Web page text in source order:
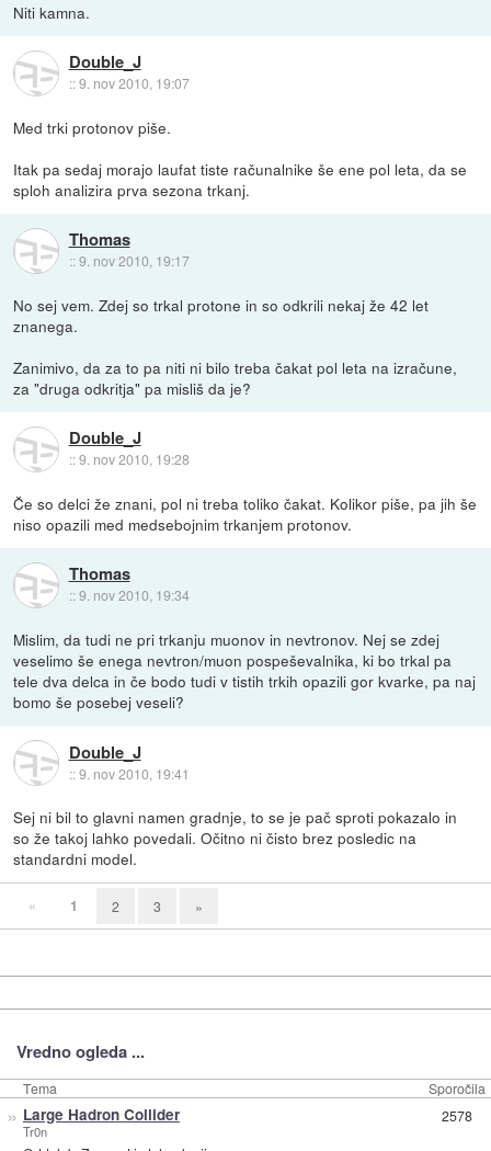
Niti kamna.
Double_J
::9. nov 2010, 19:07
Med trki protonov piše.
Itak pa sedaj morajo laufat tiste računalnike še ene pol leta, da se
sploh analizira prva sezona trkanj.
Thomas
::9. nov 2010, 19:17
No sej vem. Zdej so trkal protone in so odkrili nekaj že 42 let
znanega.
Zanimivo, da za to pa niti ni bilo treba čakat pol leta na izračune,
za "druga odkritja" pa misliš da je?
Double_J
::9. nov 2010, 19:28
Če so delci že znani, pol ni treba toliko čakat. Kolikor piše, pa jih še
niso opazili med medsebojnim trkanjem protonov.
Thomas
::9. nov 2010, 19:34
Mislim, da tudi ne pri trkanju muonov in nevtronov. Nej se zdej
veselimo še enega nevtron/muon pospeševalnika, ki bo trkal pa
tele dva delca in če bodo tudi v tistih trkih opazili gor kvarke, pa naj
bomo še posebej veseli?
Double_J
::9. nov 2010, 19:41
Sej ni bil to glavni namen gradnje, to se je pač sproti pokazalo in
so že takoj lahko povedali. Očitno ni čisto brez posledic na
standardni model.
« 1 2 3 »
Vredno ogleda ...
Tema Sporočila
» Large Hadron Collider
Tr0n
2578